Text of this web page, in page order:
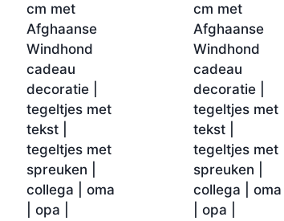
cm met
Afghaanse
Windhond
cadeau
decoratie |
tegeltjes met
tekst |
tegeltjes met
spreuken |
collega | oma
| opa |
cm met
Afghaanse
Windhond
cadeau
decoratie |
tegeltjes met
tekst |
tegeltjes met
spreuken |
collega | oma
| opa |